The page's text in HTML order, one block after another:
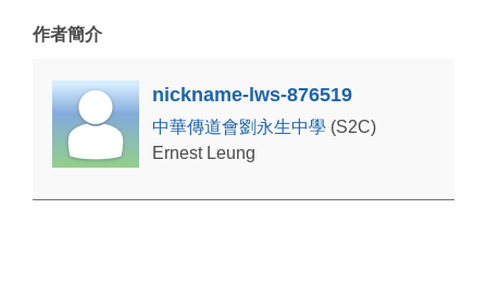
作者簡介
nickname-lws-876519
中華傳道會劉永生中學 (S2C)
Ernest Leung